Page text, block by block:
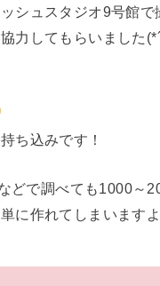
シュスタジオ9号館
力してもらいました
ち込みです！
どで調べても1000～
に作れてしまいます